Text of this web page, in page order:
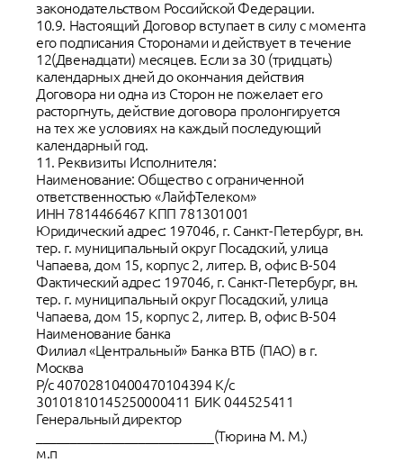
законодательством Российской Федерации.
10.9. Настоящий Договор вступает в силу с момента
его подписания Сторонами и действует в течение
12(Двенадцати) месяцев. Если за 30 (тридцать)
календарных дней до окончания действия
Договора ни одна из Сторон не пожелает его
расторгнуть, действие договора пролонгируется
на тех же условиях на каждый последующий
календарный год.
11. Реквизиты Исполнителя:
Наименование: Общество с ограниченной
ответственностью «ЛайфТелеком»
ИНН 7814466467 КПП 781301001
Юридический адрес: 197046, г. Санкт-Петербург, вн.
тер. г. муниципальный округ Посадский, улица
Чапаева, дом 15, корпус 2, литер. В, офис В-504
Фактический адрес: 197046, г. Санкт-Петербург, вн.
тер. г. муниципальный округ Посадский, улица
Чапаева, дом 15, корпус 2, литер. В, офис В-504
Наименование банка
Филиал «Центральный» Банка ВТБ (ПАО) в г.
Москва
Р/с 40702810400470104394 К/с
30101810145250000411 БИК 044525411
Генеральный директор
__________________________(Тюрина М. М.)
м.п